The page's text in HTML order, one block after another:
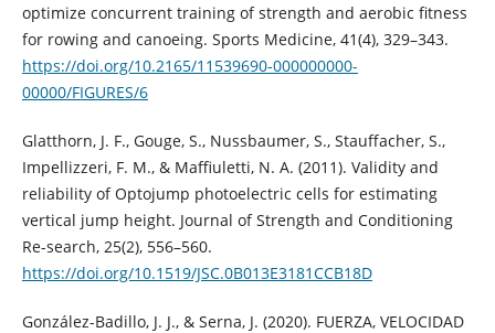
optimize concurrent training of strength and aerobic fitness
for rowing and canoeing. Sports Medicine, 41(4), 329–343.
https://doi.org/10.2165/11539690-000000000-
00000/FIGURES/6
Glatthorn, J. F., Gouge, S., Nussbaumer, S., Stauffacher, S.,
Impellizzeri, F. M., & Maffiuletti, N. A. (2011). Validity and
reliability of Optojump photoelectric cells for estimating
vertical jump height. Journal of Strength and Conditioning
Re-search, 25(2), 556–560.
https://doi.org/10.1519/JSC.0B013E3181CCB18D
González-Badillo, J. J., & Serna, J. (2020). FUERZA, VELOCIDAD